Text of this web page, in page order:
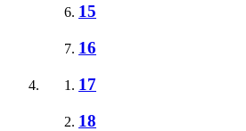
15
16
17
18